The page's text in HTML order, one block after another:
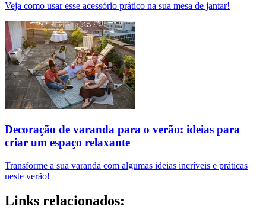
Veja como usar esse acessório prático na sua mesa de jantar!
Decoração de varanda para o verão: ideias para
criar um espaço relaxante
Transforme a sua varanda com algumas ideias incríveis e práticas
neste verão!
Links relacionados: